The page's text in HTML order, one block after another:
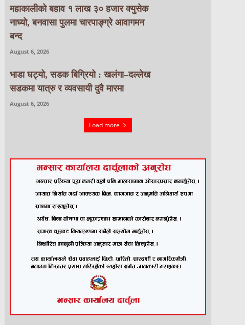
महाकालीको बहाव १ लाख ३० हजार क्युसेक
नाघ्यो, बनवासा पुलमा चारपाङ्ग्रे आवागमन
बन्द
August 6, 2026
भाडा घट्यो, सडक बिग्रियो : खलंगा–दल्लेख
सडकमा यात्रु र व्यवसायी दुवै मारमा
August 6, 2026
Load more